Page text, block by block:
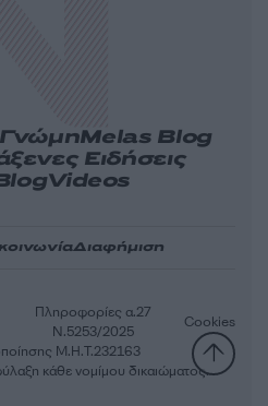
ΓνώμηMelas Blog
Ειδήσεις
Videos
Διαφήμιση
Μ.Η.Τ.232163
Πληροφορίες α.27
Ν.5253/2025
Cookies
κάθε νομίμου δικαιώματος.